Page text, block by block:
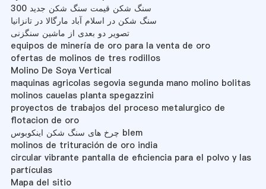
300 سنگ شکن قیمت سنگ شکن جدید
سنگ شکن در اسلام آباد مارگالا در تانزانیا
تصویر دو بعدی از ماشین سنگزنی
equipos de minería de oro para la venta de oro
ofertas de molinos de tres rodillos
Molino De Soya Vertical
maquinas agricolas segovia segunda mano molino bolitas
molinos cauelas planta spegazzini
proyectos de trabajos del proceso metalurgico de
flotacion de oro
چرخ های سنگ شکن اینکوبوس blem
molinos de trituración de oro india
circular vibrante pantalla de eficiencia para el polvo y las
partículas
Mapa del sitio